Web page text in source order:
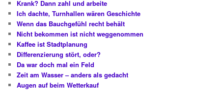
Krank? Dann zahl und arbeite
Ich dachte, Turnhallen wären Geschichte
Wenn das Bauchgefühl recht behält
Nicht bekommen ist nicht weggenommen
Kaffee ist Stadtplanung
Differenzierung stört, oder?
Da war doch mal ein Feld
Zeit am Wasser – anders als gedacht
Augen auf beim Wetterkauf